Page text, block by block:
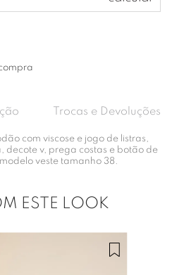
Trocas e Devoluções
com viscose e jogo de listras,
decote v, prega costas e botão de
veste tamanho 38.
ESTE LOOK